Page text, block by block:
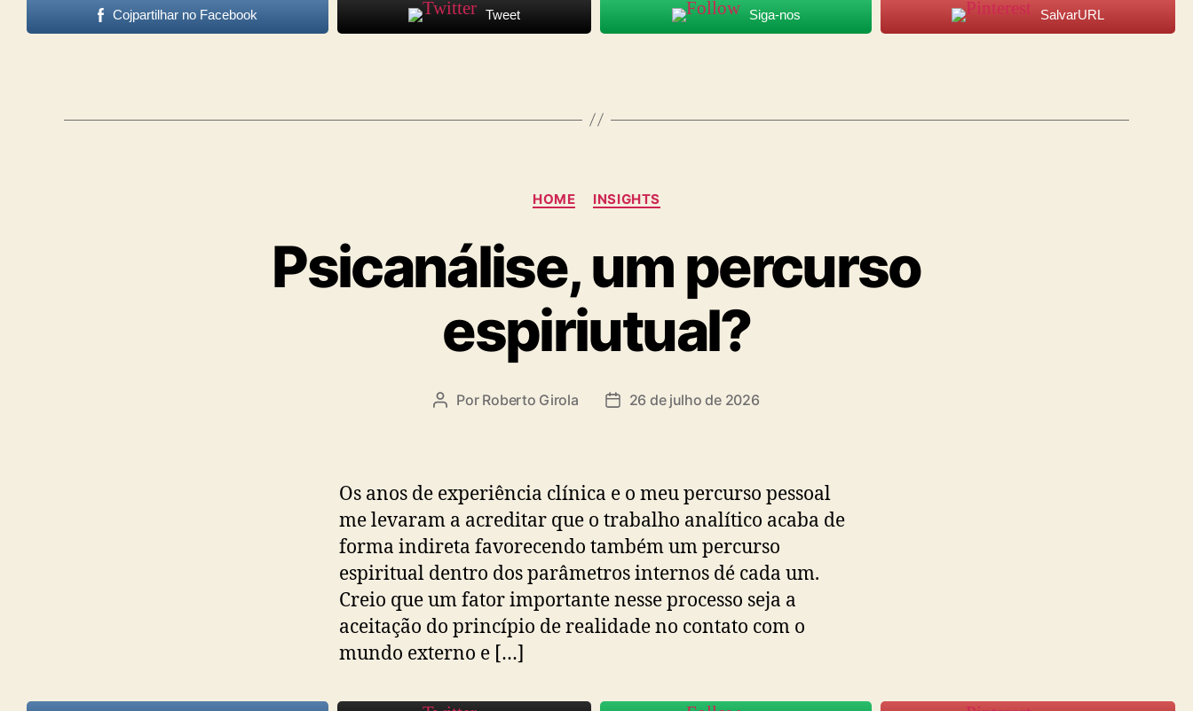
Cojpartilhar no Facebook Tweet Siga-nos SalvarURL
Categorias
HOME INSIGHTS
Psicanálise, um percurso
espiriutual?
Autor
Por Roberto Girola
Data26 de julho de 2026
Os anos de experiência clínica e o meu percurso pessoal
me levaram a acreditar que o trabalho analítico acaba de
forma indireta favorecendo também um percurso
espiritual dentro dos parâmetros internos dé cada um.
Creio que um fator importante nesse processo seja a
aceitação do princípio de realidade no contato com o
mundo externo e […]